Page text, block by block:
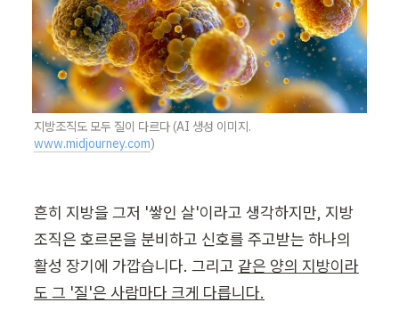
www.midjourney.com)
흔히 지방을 그저 '쌓인 살'이라고 생각하지만, 지방
조직은 호르몬을 분비하고 신호를 주고받는 하나의
활성 장기에 가깝습니다. 그리고 같은 양의 지방이라
도 그 '질'은 사람마다 크게 다릅니다.